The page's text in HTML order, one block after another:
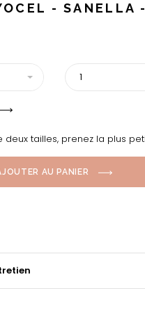
- SANELLA -
1
deux tailles, prenez la plus
AU PANIER